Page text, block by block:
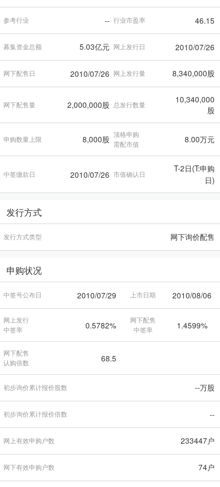
参考行业 -- 行业市盈率 46.15
募集资金总额 5.03亿元 网上发行日 2010/07/26
网下配售日 2010/07/26 网上发行量 8,340,000股
网下配售量 2,000,000股 总发行数量
10,340,000
股
申购数量上限 8,000股 顶格申购
需配市值
8.00万元
中签缴款日 2010/07/26 市值确认日
T-2日(T:申购
日)
发行方式
发行方式类型 网下询价配售
申购状况
中签号公布日 2010/07/29 上市日期 2010/08/06
网上发行
中签率
0.5782%
网下配售
中签率
1.4599%
网下配售
认购倍数
68.5
初步询价累计报价股数 --万股
初步询价累计报价倍数 --
网上有效申购户数 233447户
网下有效申购户数 74户